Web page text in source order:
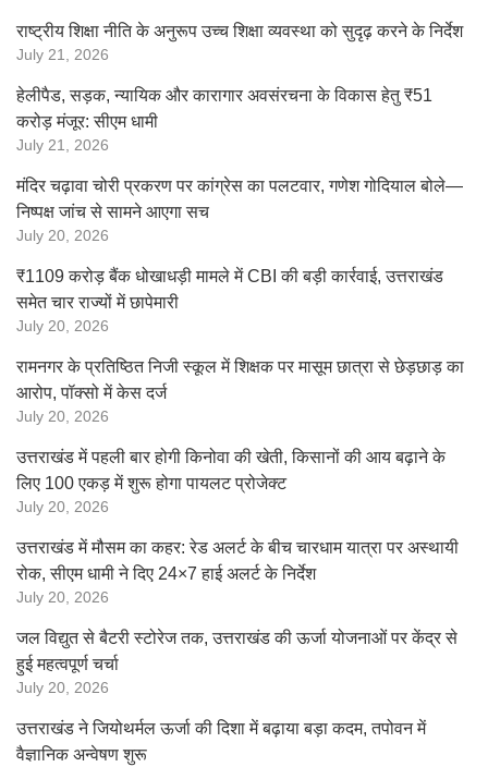
राष्ट्रीय शिक्षा नीति के अनुरूप उच्च शिक्षा व्यवस्था को सुदृढ़ करने के निर्देश
July 21, 2026
हेलीपैड, सड़क, न्यायिक और कारागार अवसंरचना के विकास हेतु ₹51
करोड़ मंजूर: सीएम धामी
July 21, 2026
मंदिर चढ़ावा चोरी प्रकरण पर कांग्रेस का पलटवार, गणेश गोदियाल बोले—
निष्पक्ष जांच से सामने आएगा सच
July 20, 2026
₹1109 करोड़ बैंक धोखाधड़ी मामले में CBI की बड़ी कार्रवाई, उत्तराखंड
समेत चार राज्यों में छापेमारी
July 20, 2026
रामनगर के प्रतिष्ठित निजी स्कूल में शिक्षक पर मासूम छात्रा से छेड़छाड़ का
आरोप, पॉक्सो में केस दर्ज
July 20, 2026
उत्तराखंड में पहली बार होगी किनोवा की खेती, किसानों की आय बढ़ाने के
लिए 100 एकड़ में शुरू होगा पायलट प्रोजेक्ट
July 20, 2026
उत्तराखंड में मौसम का कहर: रेड अलर्ट के बीच चारधाम यात्रा पर अस्थायी
रोक, सीएम धामी ने दिए 24×7 हाई अलर्ट के निर्देश
July 20, 2026
जल विद्युत से बैटरी स्टोरेज तक, उत्तराखंड की ऊर्जा योजनाओं पर केंद्र से
हुई महत्वपूर्ण चर्चा
July 20, 2026
उत्तराखंड ने जियोथर्मल ऊर्जा की दिशा में बढ़ाया बड़ा कदम, तपोवन में
वैज्ञानिक अन्वेषण शुरू